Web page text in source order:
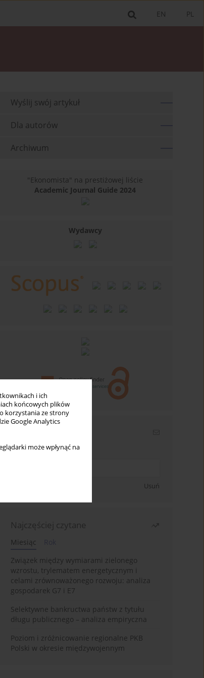
i ich
końcowych plików
korzystania ze strony
Google Analytics
może wpłynąć na
PL
EN
Wyślij swój artykuł
Dla autorów
Archiwum
"Ekonomista" na prestiżowej liście
Academic Journal Guide 2024
Wydawcy
Wpisz swój adres email
Usuń
Najczęściej czytane
Miesiąc
Związek między wymiarami zielonego
wzrostu, trylematem energetycznym i
celami zrównoważonego rozwoju: analiza
gospodarek G7 i E7
Selektywne bankructwa państw z tytułu
długu publicznego – analiza empiryczna
Poziom i zróżnicowanie regionalne PKB
Polski w okresie międzywojennym